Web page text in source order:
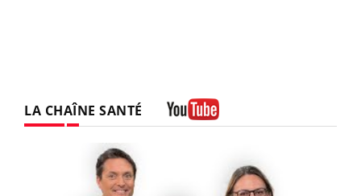
LA CHAÎNE SANTÉ